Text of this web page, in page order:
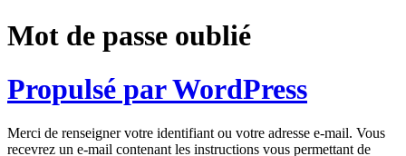
Mot de passe oublié
Propulsé par WordPress
Merci de renseigner votre identifiant ou votre adresse e-mail. Vous
recevrez un e-mail contenant les instructions vous permettant de